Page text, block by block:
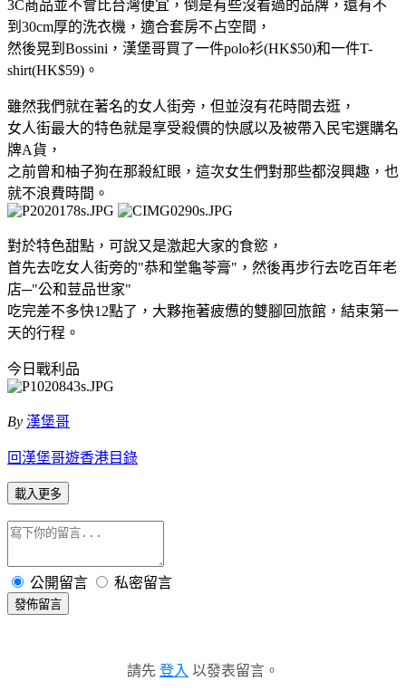
3C商品並不會比台灣便宜，倒是有些沒看過的品牌，還有不
到30cm厚的洗衣機，適合套房不占空間，
然後晃到Bossini，漢堡哥買了一件polo衫(HK$50)和一件T-
shirt(HK$59)。
雖然我們就在著名的女人街旁，但並沒有花時間去逛，
女人街最大的特色就是享受殺價的快感以及被帶入民宅選購名
牌A貨，
之前曾和柚子狗在那殺紅眼，這次女生們對那些都沒興趣，也
就不浪費時間。
對於特色甜點，可說又是激起大家的食慾，
首先去吃女人街旁的"恭和堂龜苓膏"，然後再步行去吃百年老
店─"公和荳品世家"
吃完差不多快12點了，大夥拖著疲憊的雙腳回旅館，結束第一
天的行程。
今日戰利品
By 漢堡哥
回漢堡哥遊香港目錄
載入更多
公開留言 私密留言
發佈留言
請先 登入 以發表留言。